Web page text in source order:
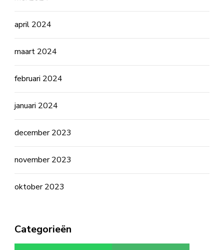
april 2024
maart 2024
februari 2024
januari 2024
december 2023
november 2023
oktober 2023
Categorieën